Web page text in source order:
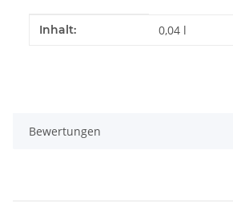
Produkteigenschaft
Wert
Inhalt: 0,04 l
Bewertungen